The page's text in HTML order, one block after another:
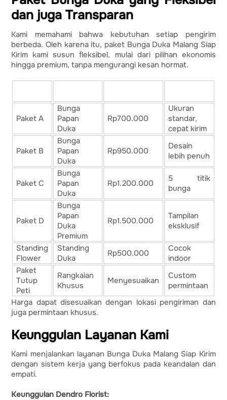
dan juga Transparan
Kami memahami bahwa kebutuhan setiap pengirim
berbeda. Oleh karena itu, paket Bunga Duka Malang Siap
Kirim kami susun fleksibel, mulai dari pilihan ekonomis
hingga premium, tanpa mengurangi kesan hormat.
Paket A
Bunga
Papan
Duka
Rp700.000
Ukuran
standar,
cepat kirim
Paket B
Bunga
Papan
Duka
Rp950.000
Desain
lebih penuh
Paket C
Bunga
Papan
Duka
Rp1.200.000
5 titik
bunga
Paket D
Bunga
Papan
Duka
Premium
Rp1.500.000
Tampilan
eksklusif
Standing
Flower
Standing
Duka
Rp500.000
Cocok
indoor
Paket
Tutup
Peti
Rangkaian
Khusus
Menyesuaikan
Custom
permintaan
Harga dapat disesuaikan dengan lokasi pengiriman dan
juga permintaan khusus.
Keunggulan Layanan Kami
Kami menjalankan layanan Bunga Duka Malang Siap Kirim
dengan sistem kerja yang berfokus pada keandalan dan
empati.
Keunggulan Dendro Florist: